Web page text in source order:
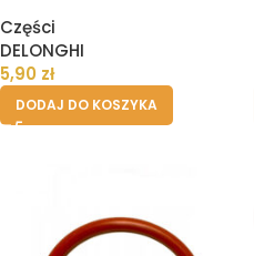
ekspresu
Części
DELONGHI
5,90 zł
DODAJ DO KOSZYKA